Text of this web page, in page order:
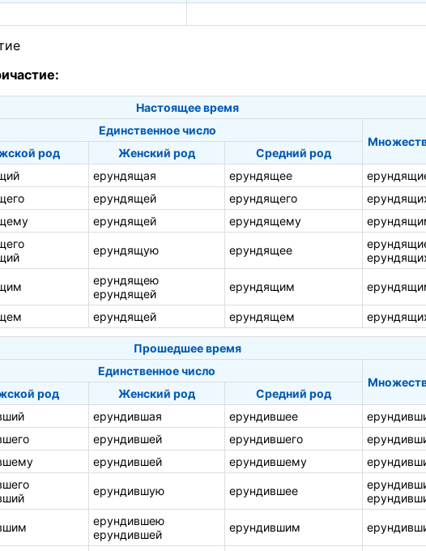
Настоящее время
Единственное число
род
Женский род
Средний род
ерундящая ерундящее
ерундящей ерундящего
ерундящей ерундящему
ерундящую ерундящее
ерундящею
ерундящей
ерундящим
ерундящей ерундящем
Прошедшее время
Единственное число
род
Женский род
Средний род
ерундившая ерундившее
ерундившей ерундившего
ерундившей ерундившему
ерундившую ерундившее
ерундившею
ерундившей
ерундившим